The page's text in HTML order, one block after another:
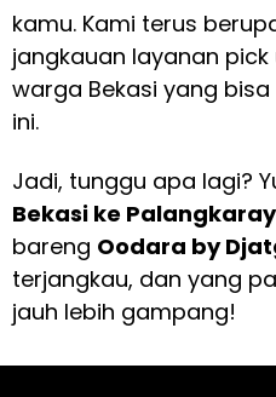
kamu. Kami terus
jangkauan layanan
warga Bekasi yang
ini.
Jadi, tunggu apa lagi?
Bekasi ke
bareng Oodara by
terjangkau, dan yang
jauh lebih gampang!